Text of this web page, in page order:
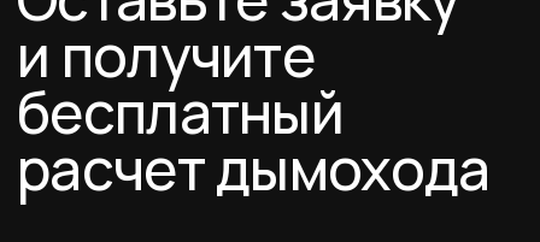
Я подтверждаю ознакомление с Политикой обработки персональных
данных и даю согласие на обработку персональных данных в порядке и на
условиях, указанных в Политике.
Оставить заявку